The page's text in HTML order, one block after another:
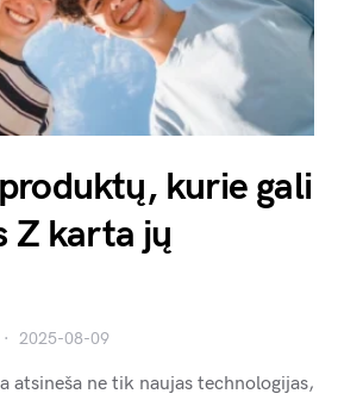
kurie gali
Z karta jų
2025-08-09
atsineša ne tik naujas technologijas,